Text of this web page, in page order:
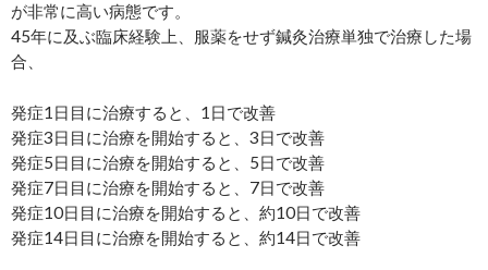
が非常に高い病態です。
45年に及ぶ臨床経験上、服薬をせず鍼灸治療単独で治療した場
合、
発症1日目に治療すると、1日で改善
発症3日目に治療を開始すると、3日で改善
発症5日目に治療を開始すると、5日で改善
発症7日目に治療を開始すると、7日で改善
発症10日目に治療を開始すると、約10日で改善
発症14日目に治療を開始すると、約14日で改善